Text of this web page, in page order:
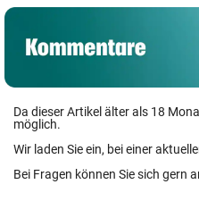
Da dieser Artikel älter als 18
möglich.
Wir laden Sie ein, bei einer
Bei Fragen können Sie sich gern